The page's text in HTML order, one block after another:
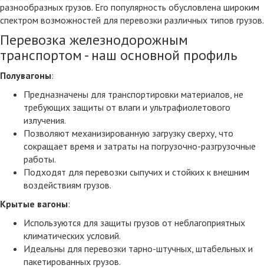
разнообразных грузов. Его популярность обусловлена широким
спектром возможностей для перевозки различных типов грузов.
Перевозка железнодорожным
транспортом - наш основной профиль
Полувагоны:
Предназначены для транспортировки материалов, не
требующих защиты от влаги и ультрафиолетового
излучения.
Позволяют механизированную загрузку сверху, что
сокращает время и затраты на погрузочно-разгрузочные
работы.
Подходят для перевозки сыпучих и стойких к внешним
воздействиям грузов.
Крытые вагоны:
Используются для защиты грузов от неблагоприятных
климатических условий.
Идеальны для перевозки тарно-штучных, штабельных и
пакетированных грузов.